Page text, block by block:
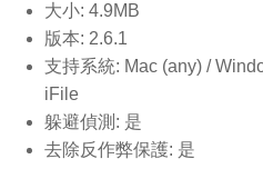
大小: 4.9MB
版本: 2.6.1
支持系統: Mac (any) /
iFile
躲避偵測: 是
去除反作弊保護: 是